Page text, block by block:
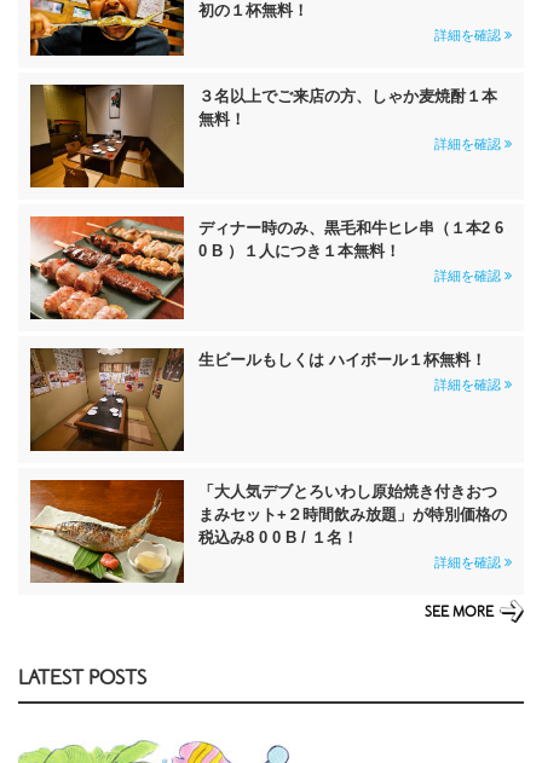
初の１杯無料！
詳細を確認
３名以上でご来店の方、しゃか麦焼酎１本
無料！
詳細を確認
ディナー時のみ、黒毛和牛ヒレ串（１本2 6
0 B ）１人につき１本無料！
詳細を確認
生ビールもしくは ハイボール１杯無料！
詳細を確認
「大人気デブとろいわし原始焼き付きおつ
まみセット+２時間飲み放題」が特別価格の
税込み8 0 0 B / １名！
詳細を確認
SEE MORE
LATEST POSTS